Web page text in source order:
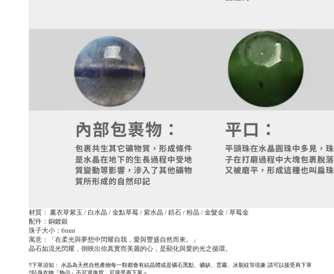
材質： 薰衣草紫玉 / 白水晶 / 金點草莓 / 紫水晶 / 鋯石 / 粉晶 / 金髮金 / 草莓金
配件：銅鍍銀
珠子大小：6mm
寓意：「在柔光與夢想中閃耀自我，愛與豐盛自然而來。」
晶石如流光閃耀，倒映出你真實而美麗的心，是顯化與愛的光之循環。
‼️下單須知： 水晶為天然自然產物每一顆都會有結晶體或是礦石黑點、礦缺、雲霧、冰裂紋等現象 請可以接受再下單
‼️貼身衣物『飾品』不可退換貨，可接受再下單～